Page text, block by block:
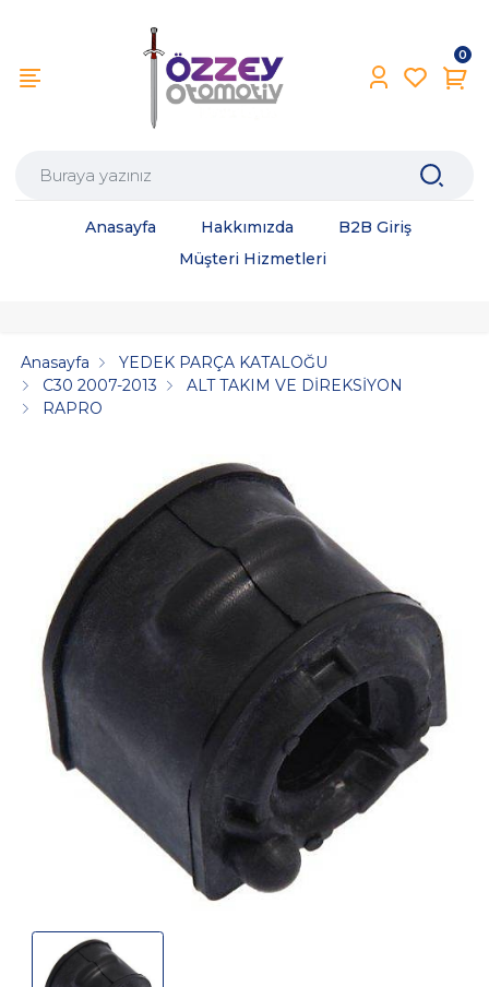
0
Anasayfa Hakkımızda
B2B Giriş
Müşteri Hizmetleri
Anasayfa
YEDEK PARÇA KATALOĞU
C30 2007-2013
ALT TAKIM VE DİREKSİYON
RAPRO